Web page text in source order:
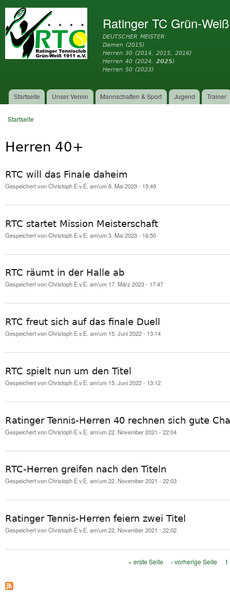
Ratinger TC Grün-
DEUTSCHER MEISTER:
Damen (2015)
Herren 30 (2014, 2015, 2016)
Herren 40 (2024,2025)
Herren 50 (2023)
Hauptmenü
Startseite Unser Verein Mannschaften & Sport Jugend Trainer
Startseite
Herren 40+
RTC will das Finale daheim
Gespeichert vonChristoph E.v.E. am/um 8. Mai 2023 - 15:49
RTC startet Mission Meisterschaft
Gespeichert vonChristoph E.v.E. am/um 3. Mai 2023 - 16:50
RTC räumt in der Halle ab
Gespeichert vonChristoph E.v.E. am/um 17. März 2023 - 17:47
RTC freut sich auf das finale Duell
Gespeichert vonChristoph E.v.E. am/um 15. Juni 2022 - 13:14
RTC spielt nun um den Titel
Gespeichert vonChristoph E.v.E. am/um 15. Juni 2022 - 13:12
Ratinger Tennis-Herren 40 rechnen sich gute
Gespeichert vonChristoph E.v.E. am/um 22. November 2021 - 22:04
RTC-Herren greifen nach den Titeln
Gespeichert vonChristoph E.v.E. am/um 22. November 2021 - 22:03
Ratinger Tennis-Herren feiern zwei Titel
Gespeichert vonChristoph E.v.E. am/um 22. November 2021 - 22:02
« erste Seite ‹ vorherige Seite 1